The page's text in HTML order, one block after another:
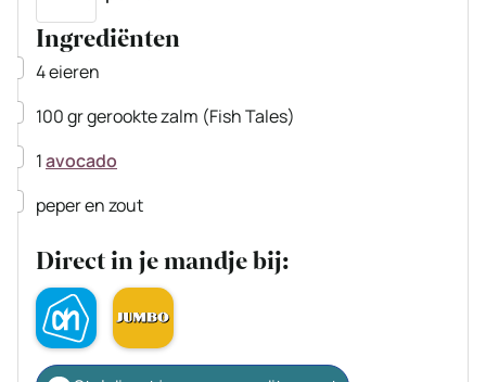
Ingrediënten
▢
4eieren
▢
100grgerookte zalm (Fish Tales)
▢
1avocado
▢
peper en zout
Direct in je mandje bij: